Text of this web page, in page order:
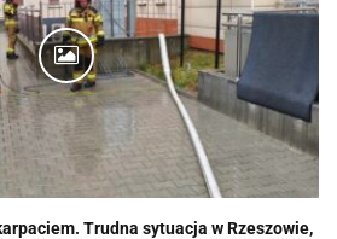
Trudna sytuacja w Rzeszowie,